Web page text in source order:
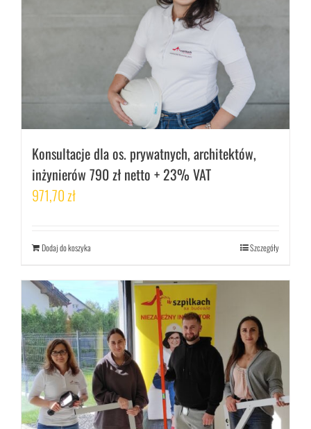
Konsultacje dla os. prywatnych, architektów,
inżynierów 790 zł netto + 23% VAT
971,70zł
Dodaj do koszyka Szczegóły